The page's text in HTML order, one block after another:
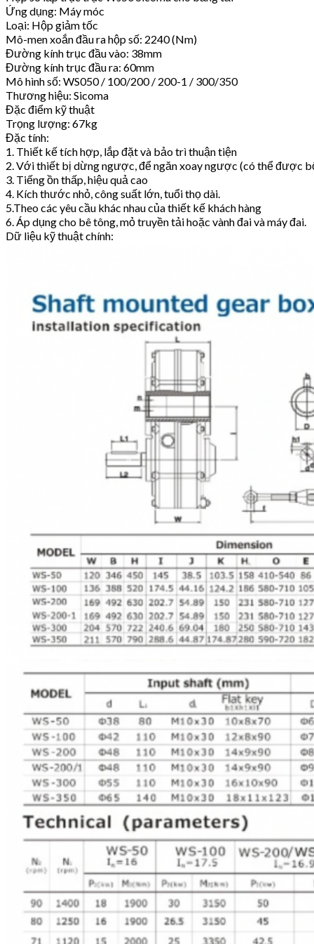
Ứng dụng: Máy móc
Loại: Hộp giảm tốc
Mô-men xoắn đầu ra hộp số: 2240 (Nm)
Đường kính trục đầu vào: 38mm
Đường kính trục đầu ra: 60mm
Mô hình số: WS050 / 100/200 / 200-1 / 300/350
Thương hiệu: Sicoma
Đặc điểm kỹ thuật
Trọng lượng: 67kg
Đặc tính:
1. Thiết kế tích hợp, lắp đặt và bảo trì thuận tiện
2. Với thiết bị dừng ngược, để ngăn xoay ngược (có thể được
3. Tiếng ồn thấp, hiệu quả cao
4. Kích thước nhỏ, công suất lớn, tuổi thọ dài.
5.Theo các yêu cầu khác nhau của thiết kế khách hàng
6. Áp dụng cho bê tông, mỏ truyền tải hoặc vành đai và máy đai.
Dữ liệu kỹ thuật chính: